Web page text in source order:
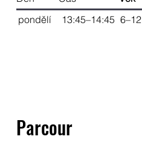
6–12
13:45–14:45
pondělí
Parcour